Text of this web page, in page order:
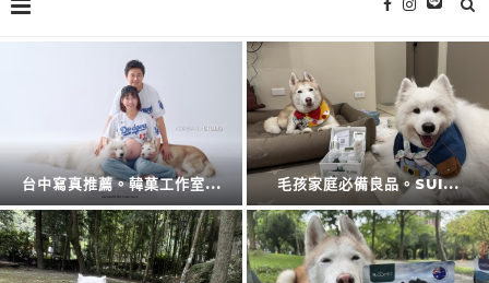
擴充大空間。CODE L... 防蚊液的第一品牌。叮寧也...